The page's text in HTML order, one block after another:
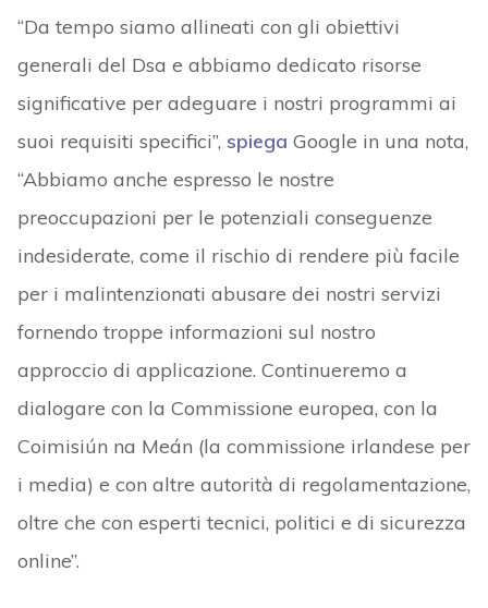
“Da tempo siamo allineati con gli obiettivi
generali del Dsa e abbiamo dedicato risorse
significative per adeguare i nostri programmi ai
suoi requisiti specifici”, spiega Google in una nota,
“Abbiamo anche espresso le nostre
preoccupazioni per le potenziali conseguenze
indesiderate, come il rischio di rendere più facile
per i malintenzionati abusare dei nostri servizi
fornendo troppe informazioni sul nostro
approccio di applicazione. Continueremo a
dialogare con la Commissione europea, con la
Coimisiún na Meán (la commissione irlandese per
i media) e con altre autorità di regolamentazione,
oltre che con esperti tecnici, politici e di sicurezza
online”.